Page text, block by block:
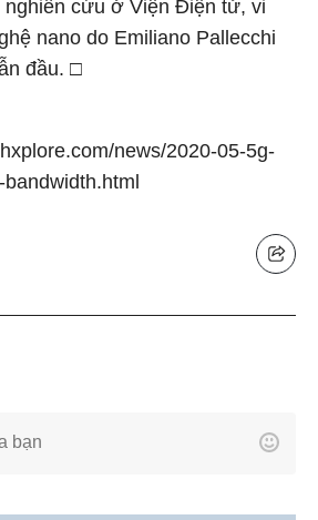
nghiên cứu ở Viện Điện tử, vi
nano do Emiliano Pallecchi
đầu. □
news/2020-05-5g-